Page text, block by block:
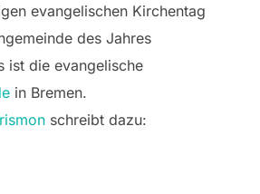
evangelischen Kirchentag
des Jahres
ist die evangelische
in Bremen.
schreibt dazu: